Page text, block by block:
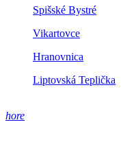
Spišské Bystré
Vikartovce
Hranovnica
Liptovská Teplička
hore